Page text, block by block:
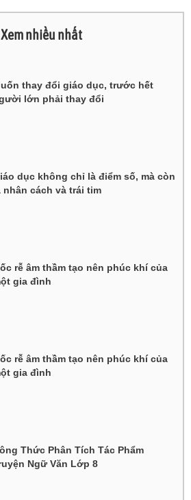
Xem nhiều nhất
thay đổi giáo dục, trước hết
lớn phải thay đổi
dục không chỉ là điểm số, mà còn
nhân cách và trái tim
rễ âm thầm tạo nên phúc khí của
gia đình
rễ âm thầm tạo nên phúc khí của
gia đình
Thức Phân Tích Tác Phẩm
Ngữ Văn Lớp 8